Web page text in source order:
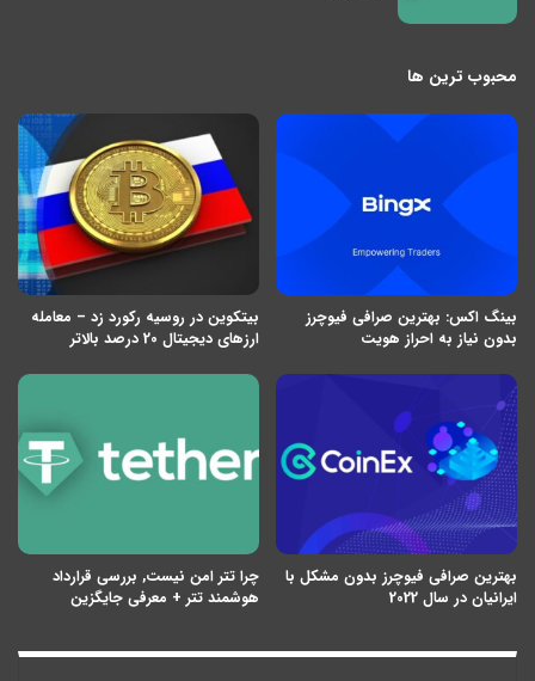
محبوب ترین ها
بینگ اکس: بهترین صرافی فیوچرز
بدون نیاز به احراز هویت
بیتکوین در روسیه رکورد زد – معامله
ارزهای دیجیتال 20 درصد بالاتر
بهترین صرافی فیوچرز بدون مشکل با
ایرانیان در سال 2022
چرا تتر امن نیست, بررسی قرارداد
هوشمند تتر + معرفی جایگزین